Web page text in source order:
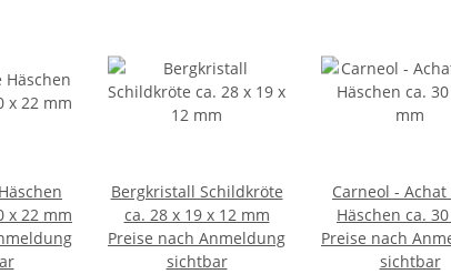
x 22 mm
Bergkristall Schildkröte
ca. 28 x 19 x 12 mm
Preise nach Anmeldung
sichtbar
Carneol - Achat
Häschen ca.
mm
Preise nach
sichtbar